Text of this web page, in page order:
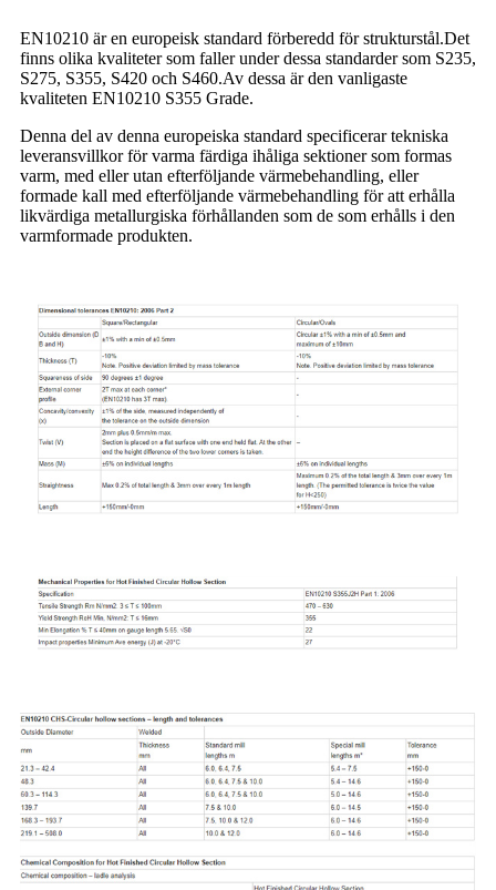
EN10210 är en europeisk standard förberedd för strukturstål.Det
finns olika kvaliteter som faller under dessa standarder som S235,
S275, S355, S420 och S460.Av dessa är den vanligaste
kvaliteten EN10210 S355 Grade.
Denna del av denna europeiska standard specificerar tekniska
leveransvillkor för varma färdiga ihåliga sektioner som formas
varm, med eller utan efterföljande värmebehandling, eller
formade kall med efterföljande värmebehandling för att erhålla
likvärdiga metallurgiska förhållanden som de som erhålls i den
varmformade produkten.